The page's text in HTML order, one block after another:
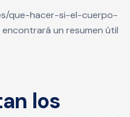
que-hacer-si-el-cuerpo-
encontrará un resumen útil
los